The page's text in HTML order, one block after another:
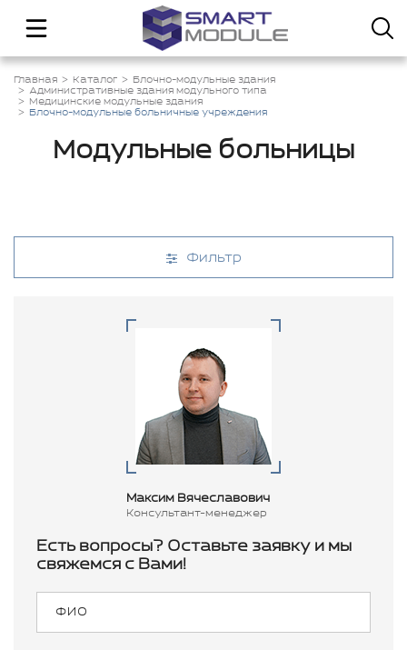
Главная Каталог
Блочно-модульные здания
Административные здания модульного типа
Медицинские модульные здания
Блочно-модульные больничные учреждения
Модульные больницы
Фильтр
Максим Вячеславович
Консультант-менеджер
Есть вопросы? Оставьте заявку и мы
свяжемся с Вами!